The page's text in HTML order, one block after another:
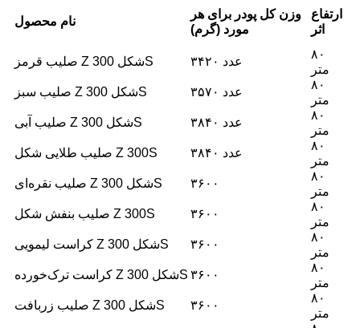
نام محصول
وزن کل پودر برای هر
مورد (گرم)
ارتفاع
اثر
صلیب قرمز Z شکل 300S ۳۴۲۰ عدد
۸۰
متر
صلیب سبز Z شکل 300S
۳۵۷۰ عدد
۸۰
متر
صلیب آبی Z شکل 300S
۳۸۴۰ عدد
۸۰
متر
صلیب طلایی شکل Z 300S
۳۸۴۰ عدد
۸۰
متر
صلیب نقره‌ای Z شکل 300S
۳۶۰۰
۸۰
متر
صلیب بنفش شکل Z 300S
۳۶۰۰
۸۰
متر
کراست لیمویی Z شکل 300S
۳۶۰۰
۸۰
متر
کراست ترک‌خورده Z شکل 300S ۳۶۰۰
۸۰
متر
صلیب زربافت Z شکل 300S
۳۶۰۰
۸۰
متر